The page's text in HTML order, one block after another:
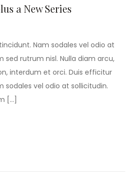
a New Series
Nam sodales vel odio at
sed rutrum nisl. Nulla diam arcu,
interdum et orci. Duis efficitur
sodales vel odio at sollicitudin.
[…]